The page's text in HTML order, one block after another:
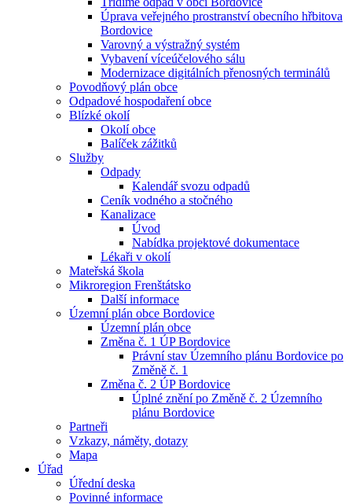
Úprava veřejného prostranství obecního hřbitova
Bordovice
Varovný a výstražný systém
Vybavení víceúčelového sálu
Modernizace digitálních přenosných terminálů
Povodňový plán obce
Odpadové hospodaření obce
Blízké okolí
Okolí obce
Balíček zážitků
Služby
Odpady
Kalendář svozu odpadů
Ceník vodného a stočného
Kanalizace
Úvod
Nabídka projektové dokumentace
Lékaři v okolí
Mateřská škola
Mikroregion Frenštátsko
Další informace
Územní plán obce Bordovice
Územní plán obce
Změna č. 1 ÚP Bordovice
Právní stav Územního plánu Bordovice po
Změně č. 1
Změna č. 2 ÚP Bordovice
Úplné znění po Změně č. 2 Územního
plánu Bordovice
Partneři
Vzkazy, náměty, dotazy
Mapa
Úřad
Úřední deska
Povinné informace